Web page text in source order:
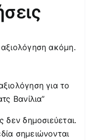
ακόμη.
για το
Βανίλια”
δεν δημοσιεύεται.
σημειώνονται